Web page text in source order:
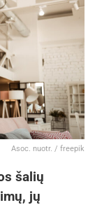
Asoc. nuotr. / freepik
šalių
jų